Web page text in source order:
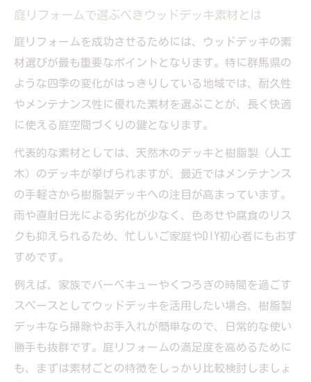
庭リフォームで選ぶべきウッドデッキ素材とは
庭リフォームを成功させるためには、ウッドデッキの素
材選びが最も重要なポイントとなります。特に群馬県の
ような四季の変化がはっきりしている地域では、耐久性
やメンテナンス性に優れた素材を選ぶことが、長く快適
に使える庭空間づくりの鍵となります。
代表的な素材としては、天然木のデッキと樹脂製（人工
木）のデッキが挙げられますが、最近ではメンテナンス
の手軽さから樹脂製デッキへの注目が高まっています。
雨や直射日光による劣化が少なく、色あせや腐食のリス
クも抑えられるため、忙しいご家庭やDIY初心者にもおす
すめです。
例えば、家族でバーベキューやくつろぎの時間を過ごす
スペースとしてウッドデッキを活用したい場合、樹脂製
デッキなら掃除やお手入れが簡単なので、日常的な使い
勝手も抜群です。庭リフォームの満足度を高めるために
も、まずは素材ごとの特徴をしっかり比較検討しましょ